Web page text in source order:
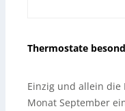
Thermostate
Einzig und allein
Monat September